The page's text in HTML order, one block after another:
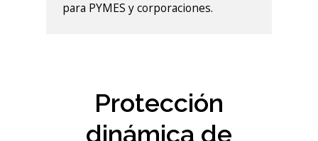
Protección
dinámica de
para PYMES y corporaciones.